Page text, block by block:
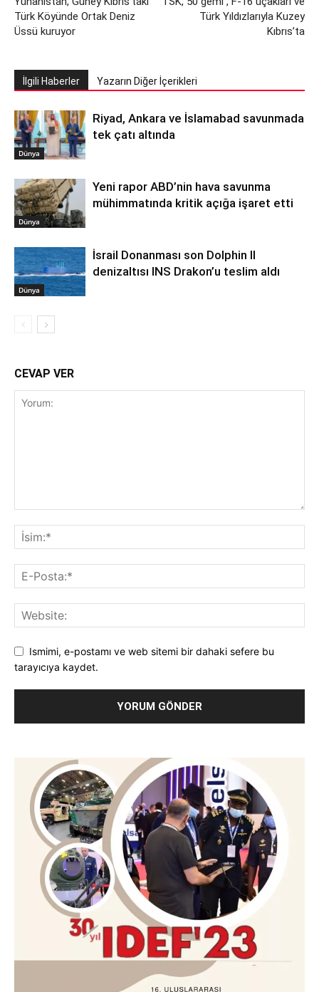
Türk Köyünde Ortak Deniz
Üssü kuruyor
Türk Yıldızlarıyla Kuzey
Kıbrıs’ta
İlgili Haberler Yazarın Diğer İçerikleri
Dünya
Riyad, Ankara ve İslamabad savunmada
tek çatı altında
Dünya
Yeni rapor ABD’nin hava savunma
mühimmatında kritik açığa işaret etti
Dünya
İsrail Donanması son Dolphin II
denizaltısı INS Drakon’u teslim aldı
CEVAP VER
Ismimi, e-postamı ve web sitemi bir dahaki sefere bu
tarayıcıya kaydet.